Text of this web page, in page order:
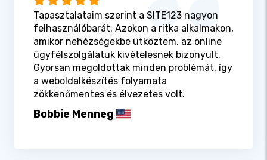
Tapasztalataim szerint a SITE123 nagyon
felhasználóbarát. Azokon a ritka alkalmakon,
amikor nehézségekbe ütköztem, az online
ügyfélszolgálatuk kivételesnek bizonyult.
Gyorsan megoldottak minden problémát, így
a weboldalkészítés folyamata
zökkenőmentes és élvezetes volt.
Bobbie Menneg